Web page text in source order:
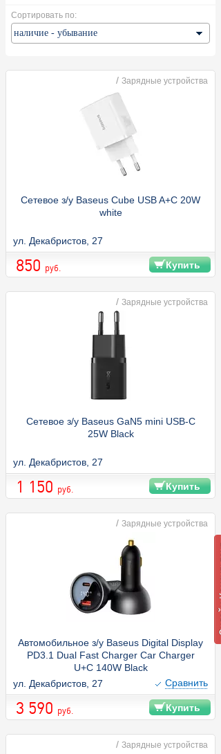
Сортировать по:
/ Зарядные устройства
Сетевое з/у Baseus Cube USB A+C 20W
white
ул. Декабристов, 27
850 руб. Купить
/ Зарядные устройства
Сетевое з/у Baseus GaN5 mini USB-C
25W Black
ул. Декабристов, 27
1 150 руб. Купить
/ Зарядные устройства
Автомобильное з/у Baseus Digital Display
PD3.1 Dual Fast Charger Car Charger
U+C 140W Black
ул. Декабристов, 27
Cравнить
3 590 руб. Купить
/ Зарядные устройства